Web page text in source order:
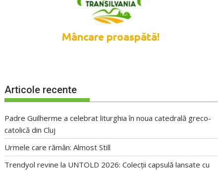
Articole recente
Padre Guilherme a celebrat liturghia în noua catedrală greco-
catolică din Cluj
Urmele care rămân: Almost Still
Trendyol revine la UNTOLD 2026: Colecții capsulă lansate cu